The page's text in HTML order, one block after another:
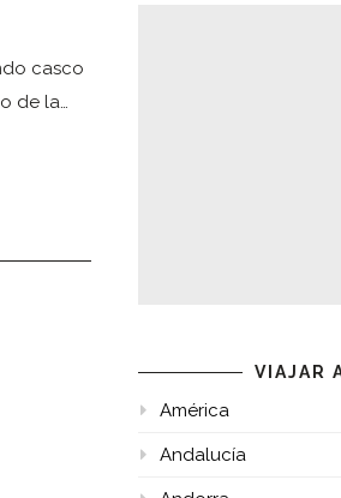
casco
de la…
VIAJAR
América
Andalucía